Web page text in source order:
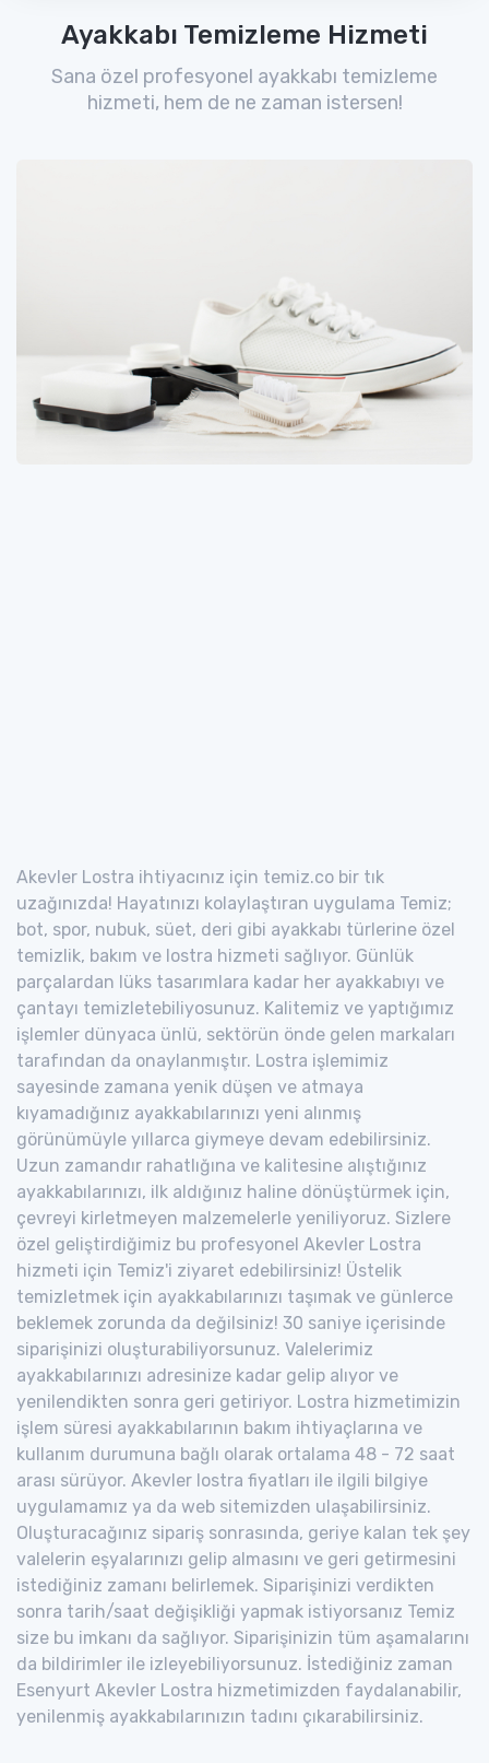
Ayakkabı Temizleme Hizmeti
Sana özel profesyonel ayakkabı temizleme
hizmeti, hem de ne zaman istersen!
Akevler Lostra ihtiyacınız için temiz.co bir tık
uzağınızda! Hayatınızı kolaylaştıran uygulama Temiz;
bot, spor, nubuk, süet, deri gibi ayakkabı türlerine özel
temizlik, bakım ve lostra hizmeti sağlıyor. Günlük
parçalardan lüks tasarımlara kadar her ayakkabıyı ve
çantayı temizletebiliyosunuz. Kalitemiz ve yaptığımız
işlemler dünyaca ünlü, sektörün önde gelen markaları
tarafından da onaylanmıştır. Lostra işlemimiz
sayesinde zamana yenik düşen ve atmaya
kıyamadığınız ayakkabılarınızı yeni alınmış
görünümüyle yıllarca giymeye devam edebilirsiniz.
Uzun zamandır rahatlığına ve kalitesine alıştığınız
ayakkabılarınızı, ilk aldığınız haline dönüştürmek için,
çevreyi kirletmeyen malzemelerle yeniliyoruz. Sizlere
özel geliştirdiğimiz bu profesyonel Akevler Lostra
hizmeti için Temiz'i ziyaret edebilirsiniz! Üstelik
temizletmek için ayakkabılarınızı taşımak ve günlerce
beklemek zorunda da değilsiniz! 30 saniye içerisinde
siparişinizi oluşturabiliyorsunuz. Valelerimiz
ayakkabılarınızı adresinize kadar gelip alıyor ve
yenilendikten sonra geri getiriyor. Lostra hizmetimizin
işlem süresi ayakkabılarının bakım ihtiyaçlarına ve
kullanım durumuna bağlı olarak ortalama 48 - 72 saat
arası sürüyor. Akevler lostra fiyatları ile ilgili bilgiye
uygulamamız ya da web sitemizden ulaşabilirsiniz.
Oluşturacağınız sipariş sonrasında, geriye kalan tek şey
valelerin eşyalarınızı gelip almasını ve geri getirmesini
istediğiniz zamanı belirlemek. Siparişinizi verdikten
sonra tarih/saat değişikliği yapmak istiyorsanız Temiz
size bu imkanı da sağlıyor. Siparişinizin tüm aşamalarını
da bildirimler ile izleyebiliyorsunuz. İstediğiniz zaman
Esenyurt Akevler Lostra hizmetimizden faydalanabilir,
yenilenmiş ayakkabılarınızın tadını çıkarabilirsiniz.